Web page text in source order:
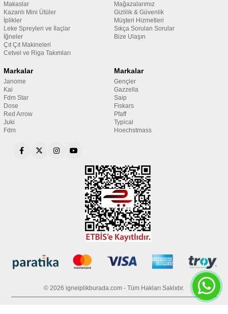
Makaslar
Kazanlı Mini Ütüler
İplikler
Leke Spreyleri ve İlaçlar
İğneler
Çıt Çıt Makineleri
Cetvel ve Riga Takımları
Mağazalarımız
Gizlilik & Güvenlik
Müşteri Hizmetleri
Sıkça Sorulan Sorular
Bize Ulaşın
Markalar
Janome
Kai
Fdm Star
Dose
Red Arrow
Juki
Fdm
Markalar
Gençler
Gazzella
Saip
Fiskars
Pfaff
Typical
Hoechstmass
© 2026 igneiplikburada.com - Tüm Hakları Saklıdır.